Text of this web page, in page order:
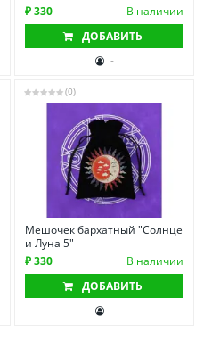
₽ 330
В наличии
ДОБАВИТЬ
-
(0)
Мешочек бархатный "Солнце
и Луна 5"
₽ 330
В наличии
ДОБАВИТЬ
-